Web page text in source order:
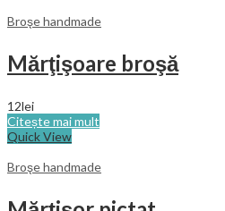
Broşe handmade
Mărţişoare broşă
12lei
Citește mai mult
Quick View
Broşe handmade